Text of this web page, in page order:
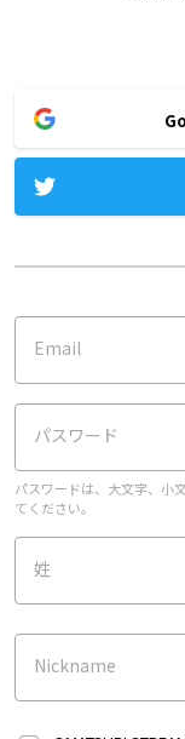
Email
パスワード
パスワードは、大文字、小
てください。
姓
Nickname